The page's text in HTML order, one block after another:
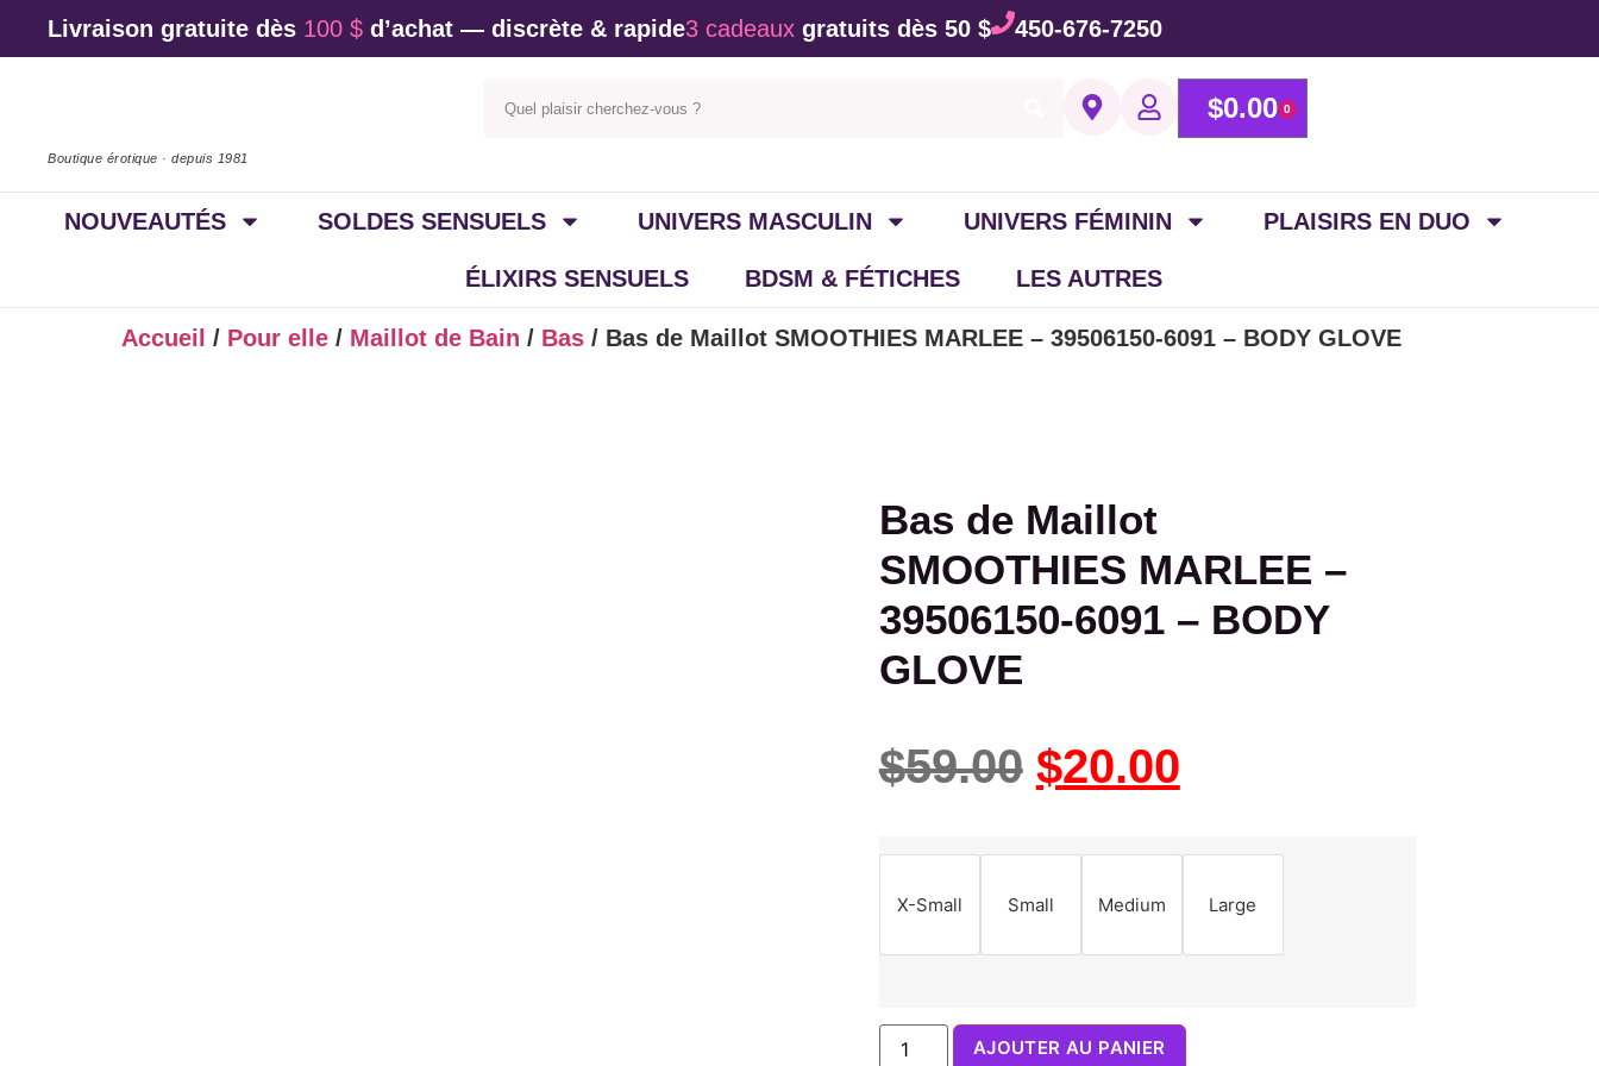
Livraison gratuite dès 100 $ d’achat — discrète & rapide3 cadeaux gratuits dès 50 $ 450-676-7250
Boutique érotique · depuis 1981
$0.00 0
NOUVEAUTÉS SOLDES SENSUELS UNIVERS MASCULIN UNIVERS FÉMININ PLAISIRS EN DUO
ÉLIXIRS SENSUELS BDSM & FÉTICHES LES AUTRES
Accueil / Pour elle / Maillot de Bain / Bas / Bas de Maillot SMOOTHIES MARLEE – 39506150-6091 – BODY GLOVE
Bas de Maillot
SMOOTHIES MARLEE –
39506150-6091 – BODY
GLOVE
$59.00 $20.00
X-Small Small Medium Large
AJOUTER AU PANIER